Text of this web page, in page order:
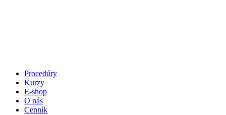
Procedúry
Kurzy
E-shop
O nás
Cenník